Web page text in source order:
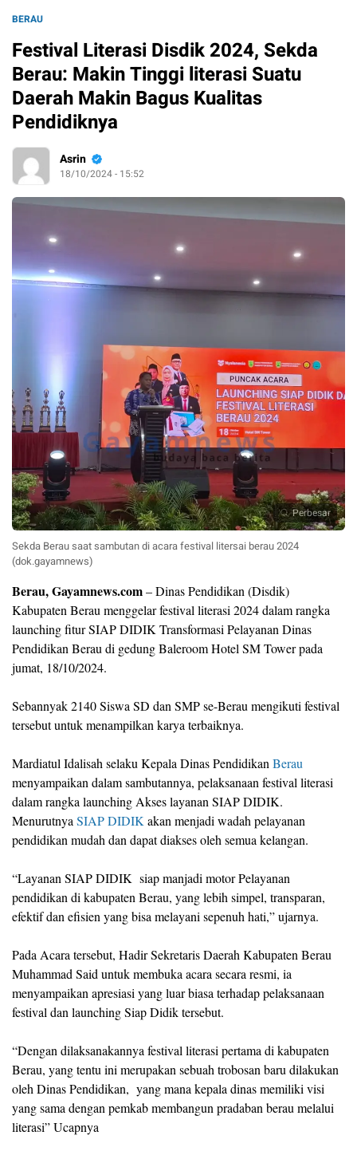
BERAU
Festival Literasi Disdik 2024, Sekda
Berau: Makin Tinggi literasi Suatu
Daerah Makin Bagus Kualitas
Pendidiknya
Asrin
18/10/2024 - 15:52
Perbesar
Sekda Berau saat sambutan di acara festival litersai berau 2024
(dok.gayamnews)
Berau, Gayamnews.com– Dinas Pendidikan (Disdik)
Kabupaten Berau menggelar festival literasi 2024 dalam rangka
launching fitur SIAP DIDIK Transformasi Pelayanan Dinas
Pendidikan Berau di gedung Baleroom Hotel SM Tower pada
jumat, 18/10/2024.
Sebannyak 2140 Siswa SD dan SMP se-Berau mengikuti festival
tersebut untuk menampilkan karya terbaiknya.
Mardiatul Idalisah selaku Kepala Dinas Pendidikan Berau
menyampaikan dalam sambutannya, pelaksanaan festival literasi
dalam rangka launching Akses layanan SIAP DIDIK.
Menurutnya SIAP DIDIK akan menjadi wadah pelayanan
pendidikan mudah dan dapat diakses oleh semua kelangan.
“Layanan SIAP DIDIK siap manjadi motor Pelayanan
pendidikan di kabupaten Berau, yang lebih simpel, transparan,
efektif dan efisien yang bisa melayani sepenuh hati,” ujarnya.
Pada Acara tersebut, Hadir Sekretaris Daerah Kabupaten Berau
Muhammad Said untuk membuka acara secara resmi, ia
menyampaikan apresiasi yang luar biasa terhadap pelaksanaan
festival dan launching Siap Didik tersebut.
“Dengan dilaksanakannya festival literasi pertama di kabupaten
Berau, yang tentu ini merupakan sebuah trobosan baru dilakukan
oleh Dinas Pendidikan, yang mana kepala dinas memiliki visi
yang sama dengan pemkab membangun pradaban berau melalui
literasi” Ucapnya